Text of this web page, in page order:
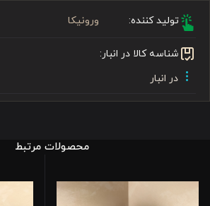
تولید کننده: ورونیکا
شناسه کالا در انبار:
در انبار
محصولات مرتبط